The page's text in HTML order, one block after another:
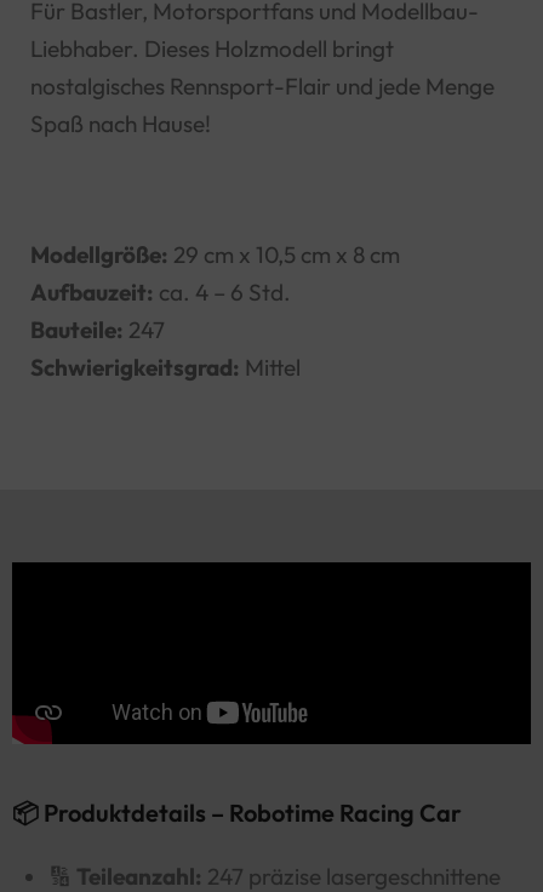
Für Bastler, Motorsportfans und Modellbau-
Liebhaber. Dieses Holzmodell bringt
nostalgisches Rennsport-Flair und jede Menge
Spaß nach Hause!
Modellgröße: 29 cm x 10,5 cm x 8 cm
Aufbauzeit: ca. 4 – 6 Std.
Bauteile: 247
Schwierigkeitsgrad: Mittel
📦 Produktdetails – Robotime Racing Car
🔢 Teileanzahl: 247 präzise lasergeschnittene